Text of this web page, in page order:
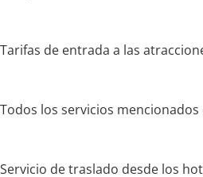
Tarifas de entrada a las
Todos los servicios
Servicio de traslado desde los